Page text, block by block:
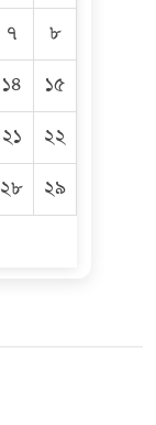
৭
৮
১৪
১৫
২১
২২
২৮
২৯